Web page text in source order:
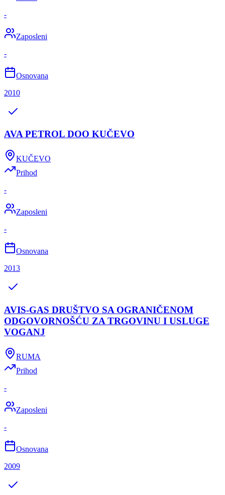
-
Zaposleni
-
Osnovana
2010
AVA PETROL DOO KUČEVO
KUČEVO
Prihod
-
Zaposleni
-
Osnovana
2013
AVIS-GAS DRUŠTVO SA OGRANIČENOM
ODGOVORNOŠĆU ZA TRGOVINU I USLUGE
VOGANJ
RUMA
Prihod
-
Zaposleni
-
Osnovana
2009